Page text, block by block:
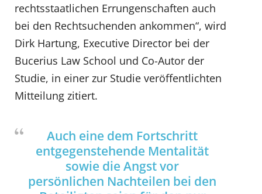
rechtsstaatlichen Errungenschaften auch
bei den Rechtsuchenden ankommen“, wird
Dirk Hartung, Executive Director bei der
Bucerius Law School und Co-Autor der
Studie, in einer zur Studie veröffentlichten
Mitteilung zitiert.
Auch eine dem Fortschritt
entgegenstehende Mentalität
sowie die Angst vor
persönlichen Nachteilen bei den